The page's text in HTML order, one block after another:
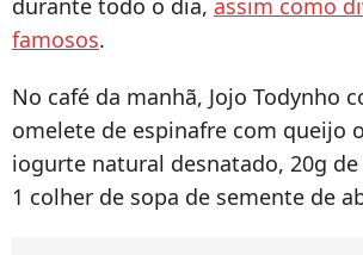
durante todo o dia, assim como
famosos.
No café da manhã, Jojo Todynho
omelete de espinafre com queijo
iogurte natural desnatado, 20g
1 colher de sopa de semente de